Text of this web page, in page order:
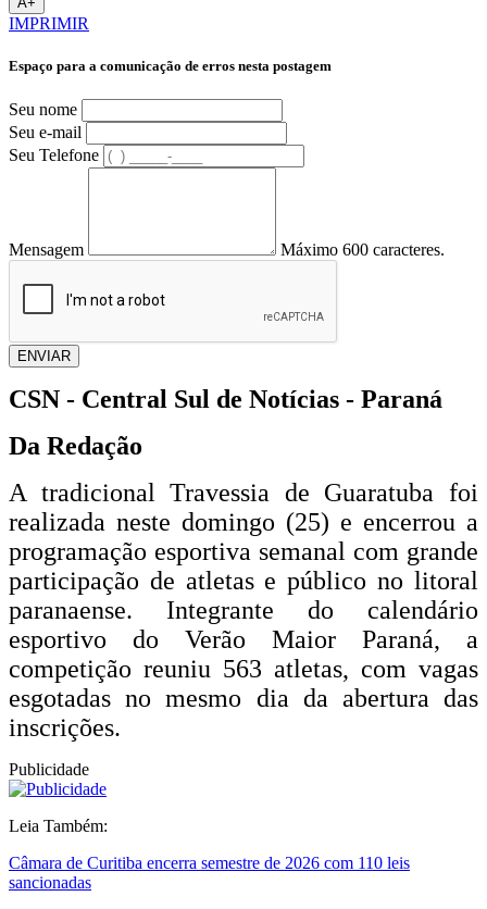
IMPRIMIR
Espaço para a comunicação de erros nesta postagem
Seu nome
Seu e-mail
Seu Telefone
Mensagem Máximo 600 caracteres.
ENVIAR
CSN - Central Sul de Notícias - Paraná
Da Redação
A tradicional Travessia de Guaratuba foi
realizada neste domingo (25) e encerrou a
programação esportiva semanal com grande
participação de atletas e público no litoral
paranaense. Integrante do calendário
esportivo do Verão Maior Paraná, a
competição reuniu 563 atletas, com vagas
esgotadas no mesmo dia da abertura das
inscrições.
Publicidade
Leia Também:
Câmara de Curitiba encerra semestre de 2026 com 110 leis
sancionadas